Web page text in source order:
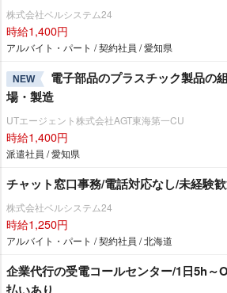
株式会社ベルシステム24
時給1,400円
アルバイト・パート / 契約社員 / 愛知県
NEW
電子部品のプラスチック製品の
場・製造
UTエージェント株式会社AGT東海第一CU
時給1,400円
派遣社員 / 愛知県
チャット窓口事務/電話対応なし/未経験
株式会社ベルシステム24
時給1,250円
アルバイト・パート / 契約社員 / 北海道
企業代行の受電コールセンター/1日5h～